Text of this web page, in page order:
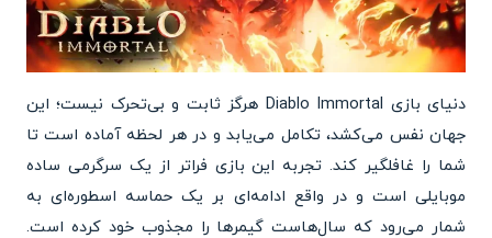
دنیای بازی Diablo Immortal هرگز ثابت و بی‌تحرک نیست؛ این
جهان نفس می‌کشد، تکامل می‌یابد و در هر لحظه آماده است تا
شما را غافلگیر کند. تجربه این بازی فراتر از یک سرگرمی ساده
موبایلی است و در واقع ادامه‌ای بر یک حماسه اسطوره‌ای به
شمار می‌رود که سال‌هاست گیمرها را مجذوب خود کرده است.